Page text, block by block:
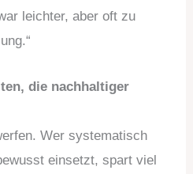
leichter, aber oft zu
die nachhaltiger
Wer systematisch
einsetzt, spart viel